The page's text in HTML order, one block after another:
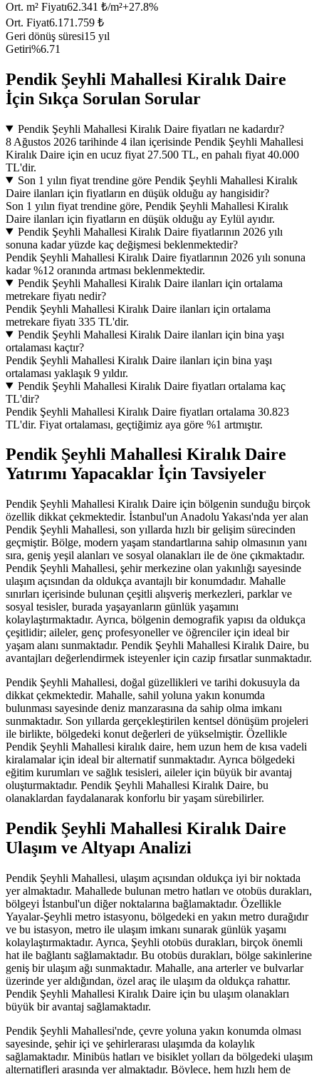
Ort. m² Fiyatı62.341 ₺/m²+27.8%
Ort. Fiyat6.171.759 ₺
Geri dönüş süresi15 yıl
Getiri%6.71
Pendik Şeyhli Mahallesi Kiralık Daire
İçin Sıkça Sorulan Sorular
Pendik Şeyhli Mahallesi Kiralık Daire fiyatları ne kadardır?
8 Ağustos 2026 tarihinde 4 ilan içerisinde Pendik Şeyhli Mahallesi
Kiralık Daire için en ucuz fiyat 27.500 TL, en pahalı fiyat 40.000
TL'dir.
Son 1 yılın fiyat trendine göre Pendik Şeyhli Mahallesi Kiralık
Daire ilanları için fiyatların en düşük olduğu ay hangisidir?
Son 1 yılın fiyat trendine göre, Pendik Şeyhli Mahallesi Kiralık
Daire ilanları için fiyatların en düşük olduğu ay Eylül ayıdır.
Pendik Şeyhli Mahallesi Kiralık Daire fiyatlarının 2026 yılı
sonuna kadar yüzde kaç değişmesi beklenmektedir?
Pendik Şeyhli Mahallesi Kiralık Daire fiyatlarının 2026 yılı sonuna
kadar %12 oranında artması beklenmektedir.
Pendik Şeyhli Mahallesi Kiralık Daire ilanları için ortalama
metrekare fiyatı nedir?
Pendik Şeyhli Mahallesi Kiralık Daire ilanları için ortalama
metrekare fiyatı 335 TL'dir.
Pendik Şeyhli Mahallesi Kiralık Daire ilanları için bina yaşı
ortalaması kaçtır?
Pendik Şeyhli Mahallesi Kiralık Daire ilanları için bina yaşı
ortalaması yaklaşık 9 yıldır.
Pendik Şeyhli Mahallesi Kiralık Daire fiyatları ortalama kaç
TL'dir?
Pendik Şeyhli Mahallesi Kiralık Daire fiyatları ortalama 30.823
TL'dir. Fiyat ortalaması, geçtiğimiz aya göre %1 artmıştır.
Pendik Şeyhli Mahallesi Kiralık Daire
Yatırımı Yapacaklar İçin Tavsiyeler
Pendik Şeyhli Mahallesi Kiralık Daire için bölgenin sunduğu birçok
özellik dikkat çekmektedir. İstanbul'un Anadolu Yakası'nda yer alan
Pendik Şeyhli Mahallesi, son yıllarda hızlı bir gelişim sürecinden
geçmiştir. Bölge, modern yaşam standartlarına sahip olmasının yanı
sıra, geniş yeşil alanları ve sosyal olanakları ile de öne çıkmaktadır.
Pendik Şeyhli Mahallesi, şehir merkezine olan yakınlığı sayesinde
ulaşım açısından da oldukça avantajlı bir konumdadır. Mahalle
sınırları içerisinde bulunan çeşitli alışveriş merkezleri, parklar ve
sosyal tesisler, burada yaşayanların günlük yaşamını
kolaylaştırmaktadır. Ayrıca, bölgenin demografik yapısı da oldukça
çeşitlidir; aileler, genç profesyoneller ve öğrenciler için ideal bir
yaşam alanı sunmaktadır. Pendik Şeyhli Mahallesi Kiralık Daire, bu
avantajları değerlendirmek isteyenler için cazip fırsatlar sunmaktadır.
Pendik Şeyhli Mahallesi, doğal güzellikleri ve tarihi dokusuyla da
dikkat çekmektedir. Mahalle, sahil yoluna yakın konumda
bulunması sayesinde deniz manzarasına da sahip olma imkanı
sunmaktadır. Son yıllarda gerçekleştirilen kentsel dönüşüm projeleri
ile birlikte, bölgedeki konut değerleri de yükselmiştir. Özellikle
Pendik Şeyhli Mahallesi kiralık daire, hem uzun hem de kısa vadeli
kiralamalar için ideal bir alternatif sunmaktadır. Ayrıca bölgedeki
eğitim kurumları ve sağlık tesisleri, aileler için büyük bir avantaj
oluşturmaktadır. Pendik Şeyhli Mahallesi Kiralık Daire, bu
olanaklardan faydalanarak konforlu bir yaşam sürebilirler.
Pendik Şeyhli Mahallesi Kiralık Daire
Ulaşım ve Altyapı Analizi
Pendik Şeyhli Mahallesi, ulaşım açısından oldukça iyi bir noktada
yer almaktadır. Mahallede bulunan metro hatları ve otobüs durakları,
bölgeyi İstanbul'un diğer noktalarına bağlamaktadır. Özellikle
Yayalar-Şeyhli metro istasyonu, bölgedeki en yakın metro durağıdır
ve bu istasyon, metro ile ulaşım imkanı sunarak günlük yaşamı
kolaylaştırmaktadır. Ayrıca, Şeyhli otobüs durakları, birçok önemli
hat ile bağlantı sağlamaktadır. Bu otobüs durakları, bölge sakinlerine
geniş bir ulaşım ağı sunmaktadır. Mahalle, ana arterler ve bulvarlar
üzerinde yer aldığından, özel araç ile ulaşım da oldukça rahattır.
Pendik Şeyhli Mahallesi Kiralık Daire için bu ulaşım olanakları
büyük bir avantaj sağlamaktadır.
Pendik Şeyhli Mahallesi'nde, çevre yoluna yakın konumda olması
sayesinde, şehir içi ve şehirlerarası ulaşımda da kolaylık
sağlamaktadır. Minibüs hatları ve bisiklet yolları da bölgedeki ulaşım
alternatifleri arasında yer almaktadır. Böylece, hem hızlı hem de